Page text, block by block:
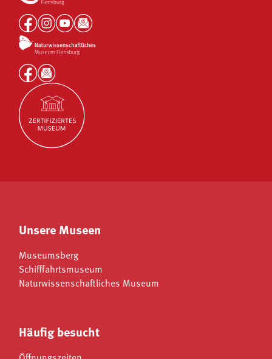
Unsere Museen
Museumsberg
Schifffahrtsmuseum
Naturwissenschaftliches Museum
Häufig besucht